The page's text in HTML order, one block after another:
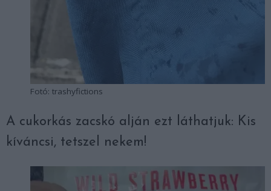
Fotó: trashyfictions
A cukorkás zacskó alján ezt láthatjuk: Kis
kíváncsi, tetszel nekem!